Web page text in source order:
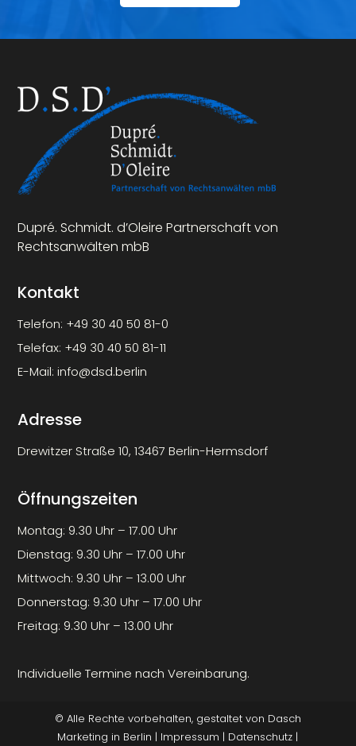
Dupré. Schmidt. d’Oleire Partnerschaft von
Rechtsanwälten mbB
Kontakt
Telefon: +49 30 40 50 81-0
Telefax: +49 30 40 50 81-11
E-Mail:info@dsd.berlin
Adresse
Drewitzer Straße 10, 13467 Berlin-Hermsdorf
Öffnungszeiten
Montag: 9.30 Uhr – 17.00 Uhr
Dienstag: 9.30 Uhr – 17.00 Uhr
Mittwoch: 9.30 Uhr – 13.00 Uhr
Donnerstag: 9.30 Uhr – 17.00 Uhr
Freitag: 9.30 Uhr – 13.00 Uhr
Individuelle Termine nach Vereinbarung.
© Alle Rechte vorbehalten, gestaltet von Dasch
Marketing in Berlin | Impressum | Datenschutz |